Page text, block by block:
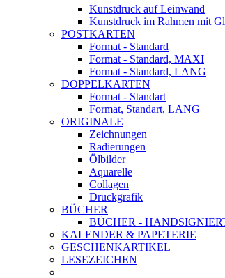
Kunstdruck auf Leinwand
Kunstdruck im Rahmen mit
POSTKARTEN
Format - Standard
Format - Standard, MAXI
Format - Standard, LANG
DOPPELKARTEN
Format - Standart
Format, Standart, LANG
ORIGINALE
Zeichnungen
Radierungen
Ölbilder
Aquarelle
Collagen
Druckgrafik
BÜCHER
BÜCHER -
KALENDER & PAPETERIE
GESCHENKARTIKEL
LESEZEICHEN